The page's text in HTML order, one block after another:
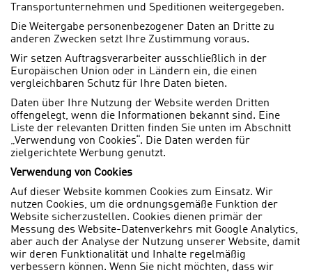
Transportunternehmen und Speditionen weitergegeben.
Die Weitergabe personenbezogener Daten an Dritte zu
anderen Zwecken setzt Ihre Zustimmung voraus.
Wir setzen Auftragsverarbeiter ausschließlich in der
Europäischen Union oder in Ländern ein, die einen
vergleichbaren Schutz für Ihre Daten bieten.
Daten über Ihre Nutzung der Website werden Dritten
offengelegt, wenn die Informationen bekannt sind. Eine
Liste der relevanten Dritten finden Sie unten im Abschnitt
„Verwendung von Cookies“. Die Daten werden für
zielgerichtete Werbung genutzt.
Verwendung von Cookies
Auf dieser Website kommen Cookies zum Einsatz. Wir
nutzen Cookies, um die ordnungsgemäße Funktion der
Website sicherzustellen. Cookies dienen primär der
Messung des Website-Datenverkehrs mit Google Analytics,
aber auch der Analyse der Nutzung unserer Website, damit
wir deren Funktionalität und Inhalte regelmäßig
verbessern können. Wenn Sie nicht möchten, dass wir